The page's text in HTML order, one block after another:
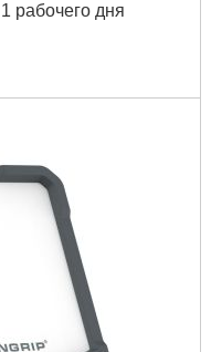
рабочего дня